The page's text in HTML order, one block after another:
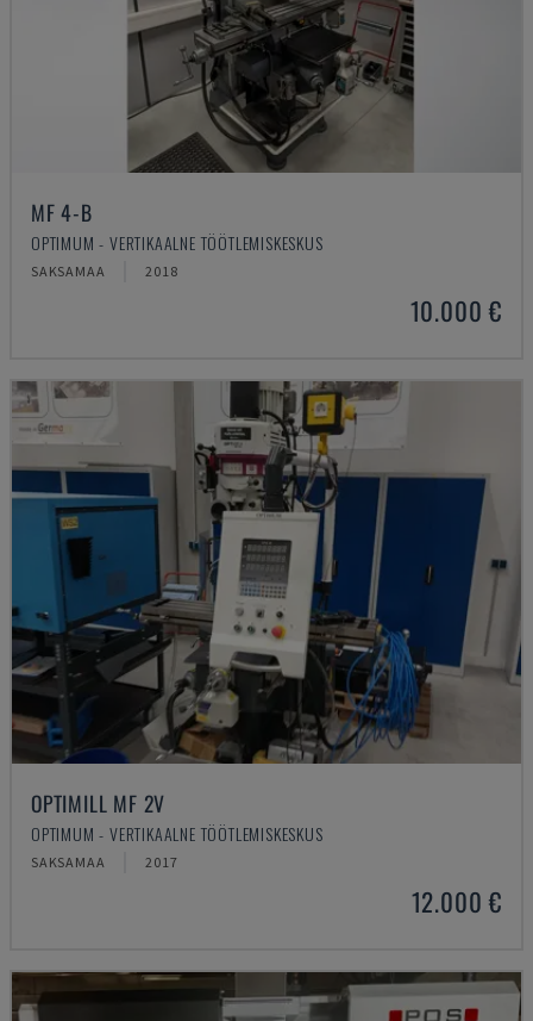
MF 4-B
OPTIMUM - VERTIKAALNE TÖÖTLEMISKESKUS
SAKSAMAA 2018
10.000 €
OPTIMILL MF 2V
OPTIMUM - VERTIKAALNE TÖÖTLEMISKESKUS
SAKSAMAA 2017
12.000 €